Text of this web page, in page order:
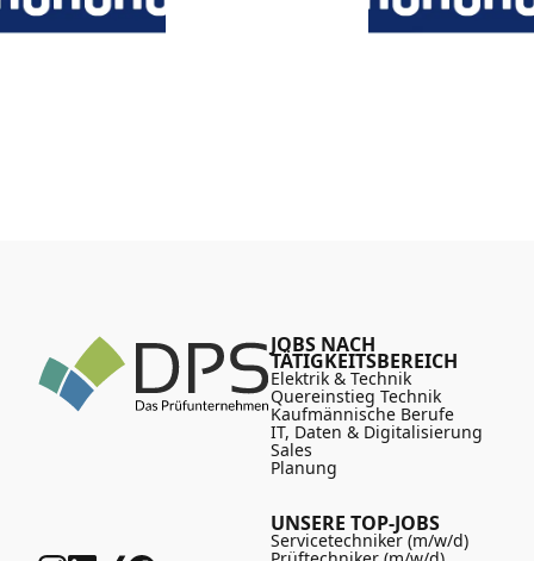
JOBS NACH
TÄTIGKEITSBEREICH
Elektrik & Technik
Quereinstieg Technik
Kaufmännische Berufe
IT, Daten & Digitalisierung
Sales
Planung
UNSERE TOP-JOBS
Servicetechniker (m/w/d)